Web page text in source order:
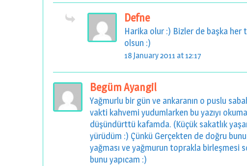
Defne
Harika olur :) Bizler de başka her
olsun :)
18 January 2011 at 12:17
Begüm Ayangil
Yağmurlu bir gün ve ankaranın o puslu
vakti kahvemi yudumlarken bu yazıyı
düşündürttü kafamda. (Küçük sakatlık
yürüdüm :) Çünkü Gerçekten de doğru
yağması ve yağmurun toprakla birleşmesi
bunu yapıcam :)